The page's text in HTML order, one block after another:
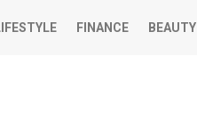
FINANCE BEAUTY